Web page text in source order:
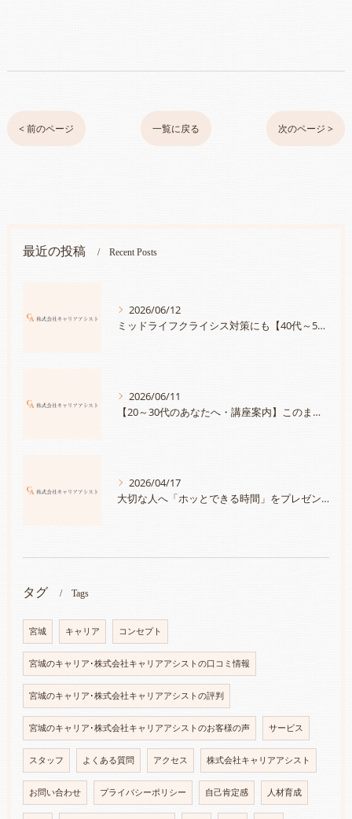
< 前のページ 一覧に戻る 次のページ >
最近の投稿 Recent Posts
2026/06/12
ミッドライフクライシス対策にも【40代～50代のあなたへ・講座案内】あなたが持つ宝物に気づいていますか？「人生は続く・自分の持つ宝物を見つけて、さらにキャリアに活かす方法」
2026/06/11
【20～30代のあなたへ・講座案内】このままでいいのかな？と思ったら「自分の＜大切にしたいこと＞と＜強み＞を知って、満足度100％のキャリアを手に入れる」
2026/04/17
大切な人へ「ホッとできる時間」をプレゼントしませんか？～チケット発売スタート～
タグ Tags
宮城 キャリア コンセプト
宮城のキャリア･株式会社キャリアアシストの口コミ情報
宮城のキャリア･株式会社キャリアアシストの評判
宮城のキャリア･株式会社キャリアアシストのお客様の声 サービス
スタッフ よくある質問 アクセス 株式会社キャリアアシスト
お問い合わせ プライバシーポリシー 自己肯定感 人材育成